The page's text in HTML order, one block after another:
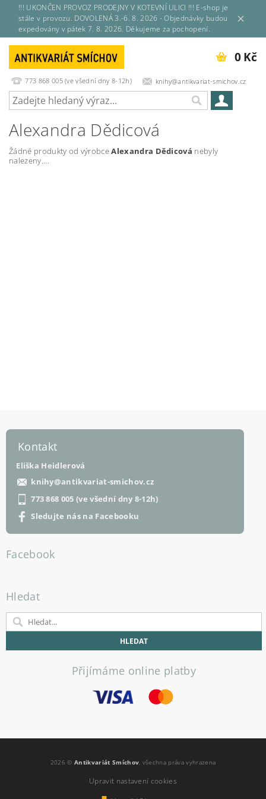
!!! UKONČEN PROVOZ PRODEJNY V KOTEVNÍ ULICI !!! E-shop je
stále v provozu. DOVOLENÁ 3.-6. 8. 2026 - Objednávky budou
expedovány v pátek 7. 8. 2026. Děkujeme za pochopení.
773 868 005 (ve všední dny 8-12h) knihy@antikvariat-smichov.cz
0 Kč
Alexandra Dědicová
Žádné produkty od výrobceAlexandra Dědicová nebyly
nalezeny....
Kontakt
Eliška Heidlerová
knihy@antikvariat-smichov.cz
773 868 005 (ve všední dny 8-12h)
Sledujte nás na Facebooku
Facebook
Hledat
Přijímáme online platby
2026 ©Antikvariát Smíchov , všechna práva vyhrazena
Upravit nastavení cookies